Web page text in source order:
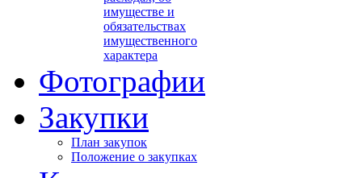
имуществе и
обязательствах
имущественного
характера
Фотографии
Закупки
План закупок
Положение о закупках